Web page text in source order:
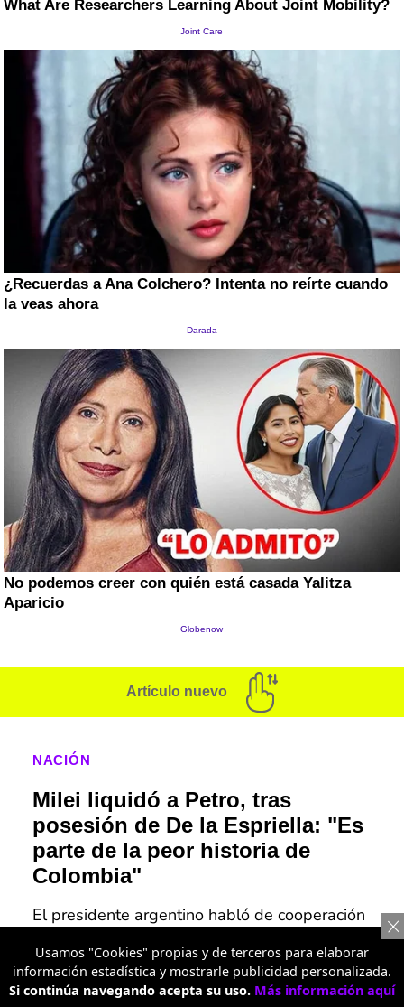
Artículo nuevo
NACIÓN
Milei liquidó a Petro, tras
posesión de De la Espriella: "Es
parte de la peor historia de
Colombia"
El presidente argentino habló de cooperación
economía, pero terminó lanzando una dura
crítica al mandatario saliente.
Usamos "Cookies" propias y de terceros para elaborar
información estadística y mostrarle publicidad personalizada.
Si continúa navegando acepta su uso. Más información aquí